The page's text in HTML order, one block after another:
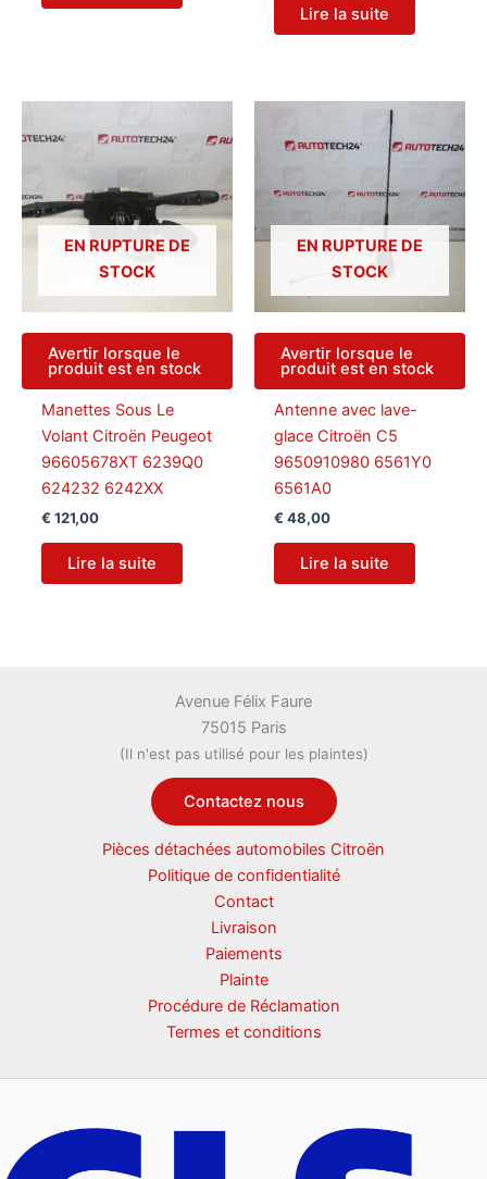
Lire la suite
EN RUPTURE DE
STOCK
Avertir lorsque le
produit est en stock
Manettes Sous Le
Volant Citroën Peugeot
96605678XT 6239Q0
624232 6242XX
€ 121,00
Lire la suite
EN RUPTURE DE
STOCK
Avertir lorsque le
produit est en stock
Antenne avec lave-
glace Citroën C5
9650910980 6561Y0
6561A0
€ 48,00
Lire la suite
Avenue Félix Faure
75015 Paris
(Il n'est pas utilisé pour les plaintes)
Contactez nous
Pièces détachées automobiles Citroën
Politique de confidentialité
Contact
Livraison
Paiements
Plainte
Procédure de Réclamation
Termes et conditions